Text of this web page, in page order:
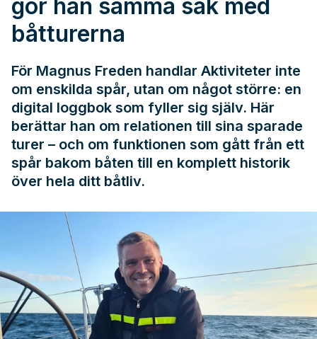
gör han samma sak med
båtturerna
För Magnus Freden handlar Aktiviteter inte
om enskilda spår, utan om något större: en
digital loggbok som fyller sig själv. Här
berättar han om relationen till sina sparade
turer – och om funktionen som gått från ett
spår bakom båten till en komplett historik
över hela ditt båtliv.